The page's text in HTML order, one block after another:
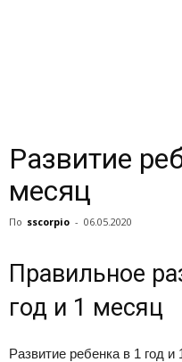
Развитие
месяц
По sscorpio - 06.05.2020
Правильное
год и 1 месяц
Развитие ребенка в 1 год и